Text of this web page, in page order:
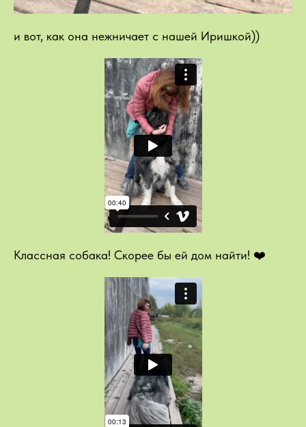
и вот, как она нежничает с нашей Иришкой))
Классная собака! Скорее бы ей дом найти! ❤️